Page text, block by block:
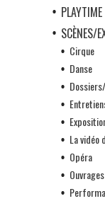
PLAYTIME
SCÈNES/
Cirque
Danse
La vidéo
Opéra
Ouvrages